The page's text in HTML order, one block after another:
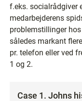
f.eks. socialrådgiver
medarbejderens
problemstillinger
således markant
pr. telefon eller ved
1 og 2.
Case 1. Johns